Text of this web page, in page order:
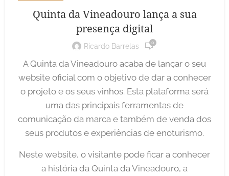
Quinta da Vineadouro lança a sua
presença digital
Ricardo Barrelas 0
A Quinta da Vineadouro acaba de lançar o seu
website oficial com o objetivo de dar a conhecer
o projeto e os seus vinhos. Esta plataforma será
uma das principais ferramentas de
comunicação da marca e também de venda dos
seus produtos e experiências de enoturismo.
Neste website, o visitante pode ficar a conhecer
a história da Quinta da Vineadouro, a